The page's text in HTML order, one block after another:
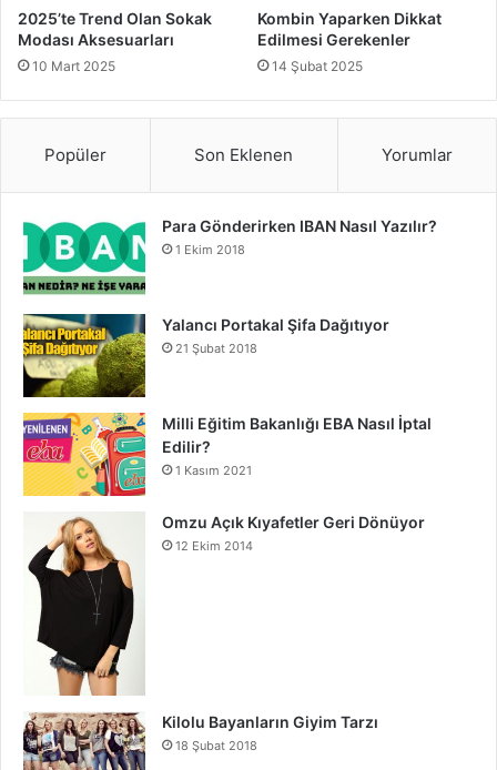
2025’te Trend Olan Sokak
Modası Aksesuarları
10 Mart 2025
Kombin Yaparken Dikkat
Edilmesi Gerekenler
14 Şubat 2025
Popüler Son Eklenen Yorumlar
Para Gönderirken IBAN Nasıl Yazılır?
1 Ekim 2018
Yalancı Portakal Şifa Dağıtıyor
21 Şubat 2018
Milli Eğitim Bakanlığı EBA Nasıl İptal
Edilir?
1 Kasım 2021
Omzu Açık Kıyafetler Geri Dönüyor
12 Ekim 2014
Kilolu Bayanların Giyim Tarzı
18 Şubat 2018